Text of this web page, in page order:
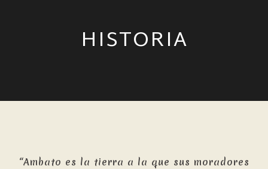
HISTORIA
“Ambato es la tierra a la que sus moradores